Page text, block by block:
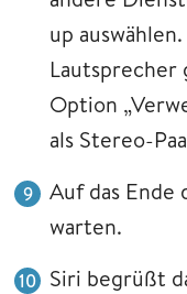
up
Option
als Stereo-
Auf das Ende
warten.
Siri begrüßt